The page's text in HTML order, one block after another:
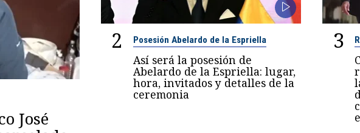
José
2 Posesión Abelardo de la Espriella
Así será la posesión de
Abelardo de la Espriella: lugar,
hora, invitados y detalles de la
ceremonia
3